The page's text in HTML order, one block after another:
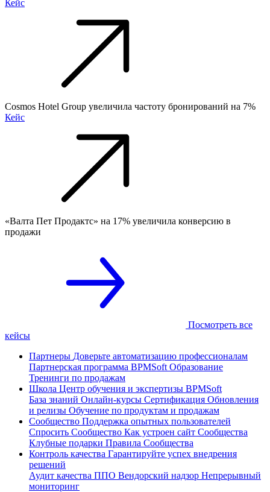
Кейс
Cosmos Hotel Group увеличила частоту бронирований на 7%
Кейс
«Валта Пет Продактс» на 17% увеличила конверсию в
продажи
Посмотреть все
кейсы
Партнеры Доверьте автоматизацию профессионалам
Партнерская программа BPMSoft Образование
Тренинги по продажам
Школа Центр обучения и экспертизы BPMSoft
База знаний Онлайн-курсы Сертификация Обновления
и релизы Обучение по продуктам и продажам
Сообщество Поддержка опытных пользователей
Спросить Сообщество Как устроен сайт Сообщества
Клубные подарки Правила Сообщества
Контроль качества Гарантируйте успех внедрения
решений
Аудит качества ППО Вендорский надзор Непрерывный
мониторинг